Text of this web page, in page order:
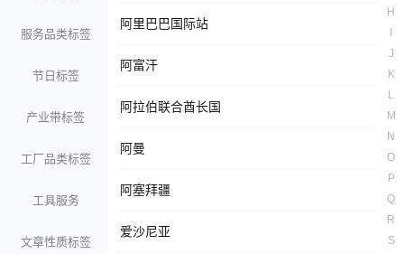
服务品类标签
节日标签
产业带标签
工厂品类标签
工具服务
文章性质标签
阿里巴巴国际站
阿富汗
阿拉伯联合酋长国
阿曼
阿塞拜疆
爱沙尼亚
H
J
K
L
M
N
O
P
Q
R
S